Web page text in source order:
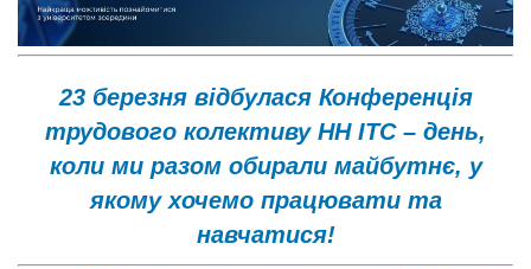
23 березня відбулася Конференція
трудового колективу НН ІТС – день,
коли ми разом обирали майбутнє, у
якому хочемо працювати та
навчатися!